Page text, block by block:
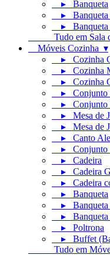
▸ Banqueta
▸ Banqueta
▸ Banqueta
Tudo em Sala
Móveis Cozinha ▾
▸ Cozinha
▸ Cozinha
▸ Cozinha
▸ Conjunto
▸ Conjunto
▸ Mesa de
▸ Mesa de
▸ Canto
▸ Conjunto
▸ Cadeira
▸ Cadeira
▸ Cadeira
▸ Banqueta
▸ Banqueta
▸ Banqueta
▸ Poltrona
▸ Buffet
Tudo em